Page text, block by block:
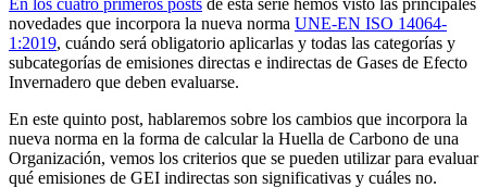
En los cuatro primeros posts de esta serie hemos visto las principales
novedades que incorpora la nueva norma UNE-EN ISO 14064-
1:2019, cuándo será obligatorio aplicarlas y todas las categorías y
subcategorías de emisiones directas e indirectas de Gases de Efecto
Invernadero que deben evaluarse.
En este quinto post, hablaremos sobre los cambios que incorpora la
nueva norma en la forma de calcular la Huella de Carbono de una
Organización, vemos los criterios que se pueden utilizar para evaluar
qué emisiones de GEI indirectas son significativas y cuáles no.